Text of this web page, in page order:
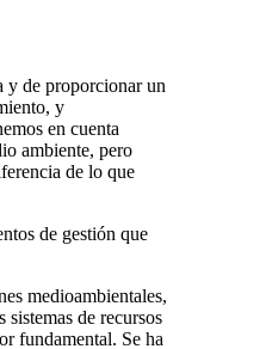
y de proporcionar un
y
en cuenta
ambiente, pero
de lo que
de gestión que
medioambientales,
de recursos
fundamental. Se ha